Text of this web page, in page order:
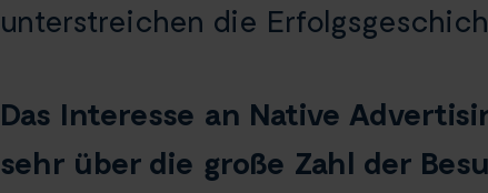
unterstreichen die
Das Interesse an Native
sehr über die große Zahl der